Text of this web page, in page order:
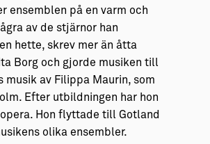
ensemblen på en varm och
av de stjärnor han
hette, skrev mer än åtta
Borg och gjorde musiken till
av Filippa Maurin, som
Efter utbildningen har hon
Hon flyttade till Gotland
olika ensembler.